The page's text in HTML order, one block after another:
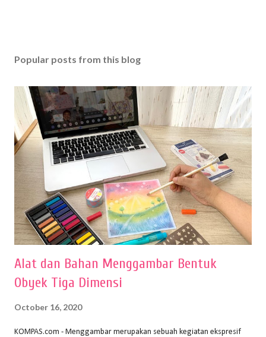
Popular posts from this blog
Alat dan Bahan Menggambar Bentuk
Obyek Tiga Dimensi
October 16, 2020
KOMPAS.com - Menggambar merupakan sebuah kegiatan ekspresif